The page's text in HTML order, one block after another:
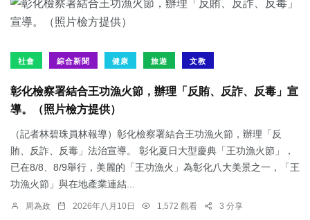
社會 綜合新聞 健康 旅遊 文教
彰化檢察署結合王功漁火節，辦理「反賄、反詐、反毒」宣
導。（照片檢方提供）
（記者林碧珠員林報導）彰化檢察署結合王功漁火節，辦理「反
賄、反詐、反毒」法治宣導。 彰化夏日大型慶典「王功漁火節」，
已在8/8、8/9舉行，美麗的「王功漁火」為彰化八大美景之一，「王
功漁火節」與在地產業連結...
周為政 2026年八月10日 1,572 觀看 3 分享